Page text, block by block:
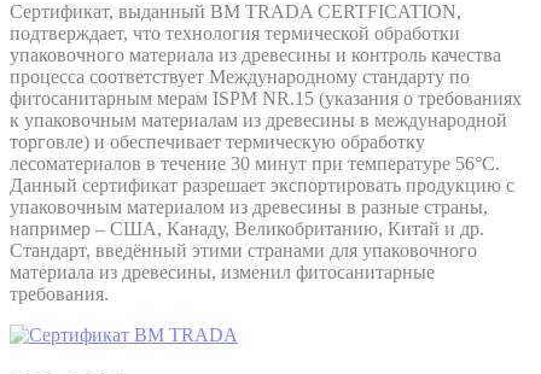
Сертификат, выданный BM TRADA CERTFICATION,
подтверждает, что технология термической обработки
упаковочного материала из древесины и контроль качества
процесса соответствует Международному стандарту по
фитосанитарным мерам ISPM NR.15 (указания о требованиях
к упаковочным материалам из древесины в международной
торговле) и обеспечивает термическую обработку
лесоматериалов в течение 30 минут при температуре 56°C.
Данный сертификат разрешает экспортировать продукцию с
упаковочным материалом из древесины в разные страны,
например – США, Канаду, Великобританию, Китай и др.
Стандарт, введённый этими странами для упаковочного
материала из древесины, изменил фитосанитарные
требования.